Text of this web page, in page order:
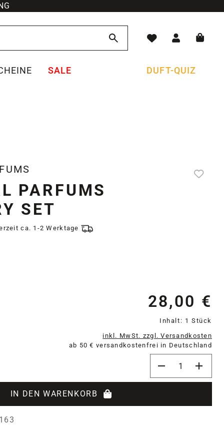
SALE DUFT-QUIZ
PARFUMS
SET
ca. 1-2 Werktage
28,00 €
Inhalt: 1 Stück
inkl. MwSt. zzgl. Versandkosten
ab 50 € versandkostenfrei in Deutschland
IN DEN WARENKORB